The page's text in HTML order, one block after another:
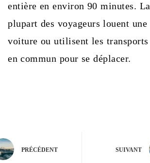
entière en environ 90 minutes. La
plupart des voyageurs louent une
voiture ou utilisent les transports
en commun pour se déplacer.
PRÉCÉDENT SUIVANT